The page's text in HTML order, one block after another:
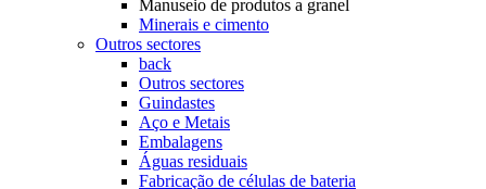
Manuseio de produtos a granel
Minerais e cimento
Outros sectores
back
Outros sectores
Guindastes
Aço e Metais
Embalagens
Águas residuais
Fabricação de células de bateria